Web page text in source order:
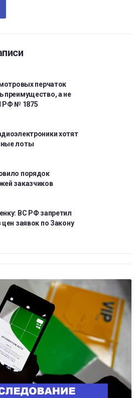
перчаток
преимущество, а не
РФ № 1875
хотят
лоты
порядок
заказчиков
ВС РФ запретил
заявок по Закону